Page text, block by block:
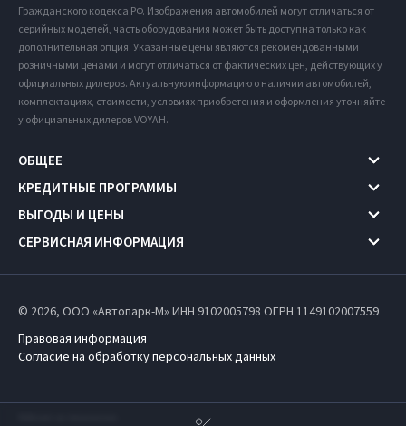
Гражданского кодекса РФ. Изображения автомобилей могут отличаться от
серийных моделей, часть оборудования может быть доступна только как
дополнительная опция. Указанные цены являются рекомендованными
розничными ценами и могут отличаться от фактических цен, действующих у
официальных дилеров. Актуальную информацию о наличии автомобилей,
комплектациях, стоимости, условиях приобретения и оформления уточняйте
у официальных дилеров VOYAH.
ОБЩЕЕ
КРЕДИТНЫЕ ПРОГРАММЫ
ВЫГОДЫ И ЦЕНЫ
СЕРВИСНАЯ ИНФОРМАЦИЯ
© 2026, ООО «Автопарк-М» ИНН 9102005798 ОГРН 1149102007559
Правовая информация
Согласие на обработку персональных данных